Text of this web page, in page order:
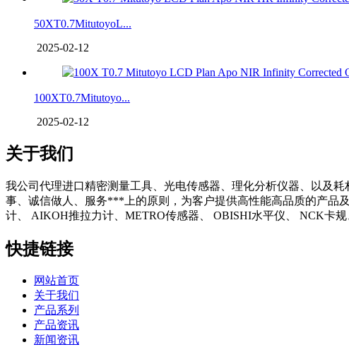
50XT0.7MitutoyoL...
2025-02-12
100XT0.7Mitutoyo...
2025-02-12
关于我们
我公司代理进口精密测量工具、光电传感器、理化分析仪器、以及
事、诚信做人、服务***上的原则，为客户提供高性能高品质的产品
计、 AIKOH推拉力计、METRO传感器、 OBISHI水平仪、 NCK卡
快捷链接
网站首页
关于我们
产品系列
产品资讯
新闻资讯